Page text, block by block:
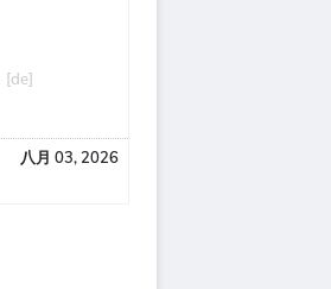
[de]
八月 03, 2026